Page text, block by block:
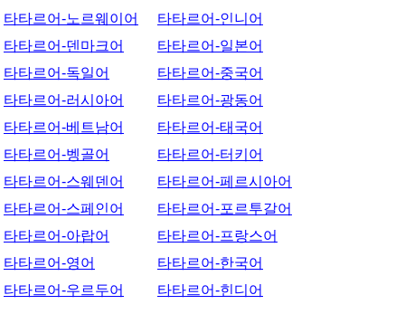
타타르어-노르웨이어
타타르어-덴마크어
타타르어-독일어
타타르어-러시아어
타타르어-베트남어
타타르어-벵골어
타타르어-스웨덴어
타타르어-스페인어
타타르어-아랍어
타타르어-영어
타타르어-우르두어
타타르어-인니어
타타르어-일본어
타타르어-중국어
타타르어-광동어
타타르어-태국어
타타르어-터키어
타타르어-페르시아어
타타르어-포르투갈어
타타르어-프랑스어
타타르어-한국어
타타르어-힌디어